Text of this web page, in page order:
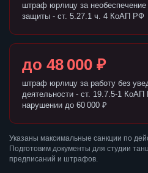
штраф юрлицу за необеспечение
защиты - ст. 5.27.1 ч. 4 КоАП РФ
до 48 000 ₽
штраф юрлицу за работу без
деятельности - ст. 19.7.5-1
нарушении до 60 000 ₽
Указаны максимальные санкции по
Подготовим документы для студии
предписаний и штрафов.